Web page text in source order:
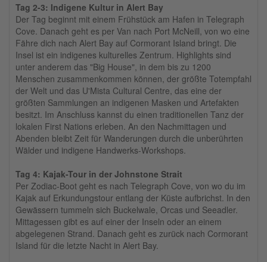
Tag 2-3: Indigene Kultur in Alert Bay
Der Tag beginnt mit einem Frühstück am Hafen in Telegraph
Cove. Danach geht es per Van nach Port McNeill, von wo eine
Fähre dich nach Alert Bay auf Cormorant Island bringt. Die
Insel ist ein indigenes kulturelles Zentrum. Highlights sind
unter anderem das "Big House", in dem bis zu 1200
Menschen zusammenkommen können, der größte Totempfahl
der Welt und das U'Mista Cultural Centre, das eine der
größten Sammlungen an indigenen Masken und Artefakten
besitzt. Im Anschluss kannst du einen traditionellen Tanz der
lokalen First Nations erleben. An den Nachmittagen und
Abenden bleibt Zeit für Wanderungen durch die unberührten
Wälder und indigene Handwerks-Workshops.
Tag 4: Kajak-Tour in der Johnstone Strait
Per Zodiac-Boot geht es nach Telegraph Cove, von wo du im
Kajak auf Erkundungstour entlang der Küste aufbrichst. In den
Gewässern tummeln sich Buckelwale, Orcas und Seeadler.
Mittagessen gibt es auf einer der Inseln oder an einem
abgelegenen Strand. Danach geht es zurück nach Cormorant
Island für die letzte Nacht in Alert Bay.